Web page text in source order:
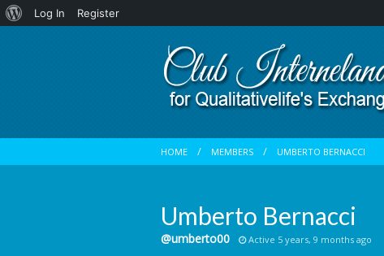
About
Log In
Register
HOME MEMBERS UMBERTO BERNACCI
Umberto Bernacci
@umberto00 Active 5 years, 9 months ago